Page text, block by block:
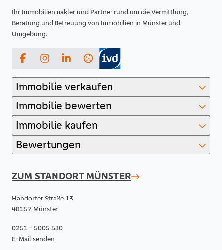
Ihr Immobilienmakler und Partner rund um die Vermittlung,
Beratung und Betreuung von Immobilien in Münster und
Umgebung.
FacebookInstagramLinkedIn
Immobilie verkaufen
Immobilie bewerten
Immobilie kaufen
Bewertungen
ZUM STANDORT MÜNSTER
Handorfer Straße 13
48157 Münster
0251 - 5005 580
E-Mail senden